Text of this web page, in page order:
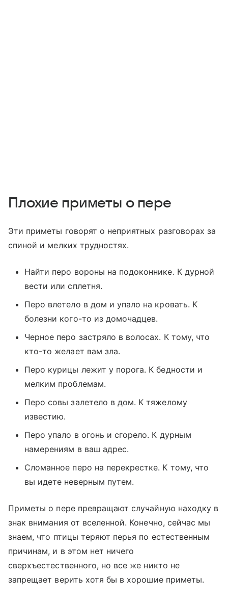
Плохие приметы о пере
Эти приметы говорят о неприятных разговорах за
спиной и мелких трудностях.
Найти перо вороны на подоконнике. К дурной
вести или сплетня.
Перо влетело в дом и упало на кровать. К
болезни кого-то из домочадцев.
Черное перо застряло в волосах. К тому, что
кто-то желает вам зла.
Перо курицы лежит у порога. К бедности и
мелким проблемам.
Перо совы залетело в дом. К тяжелому
известию.
Перо упало в огонь и сгорело. К дурным
намерениям в ваш адрес.
Сломанное перо на перекрестке. К тому, что
вы идете неверным путем.
Приметы о пере превращают случайную находку в
знак внимания от вселенной. Конечно, сейчас мы
знаем, что птицы теряют перья по естественным
причинам, и в этом нет ничего
сверхъестественного, но все же никто не
запрещает верить хотя бы в хорошие приметы.